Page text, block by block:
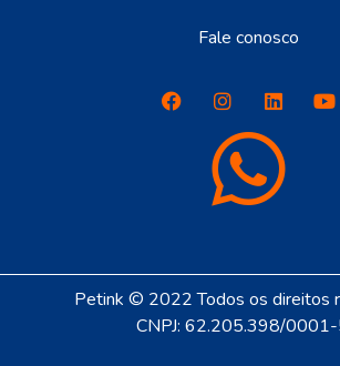
Fale conosco
Petink © 2022 Todos os direitos
CNPJ: 62.205.398/